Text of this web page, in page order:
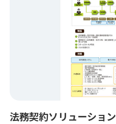
法務契約ソリューション